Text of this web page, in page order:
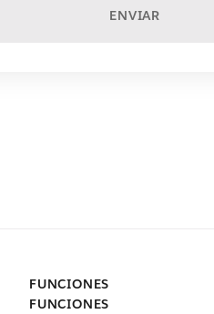
ENVIAR
FUNCIONES
FUNCIONES